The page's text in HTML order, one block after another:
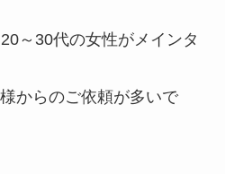
～30代の女性がメインタ
からのご依頼が多いで